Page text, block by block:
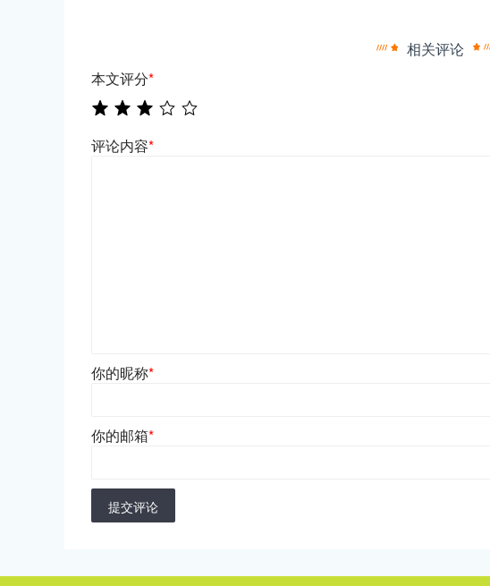
相关评论
本文评分*
评论内容*
你的昵称*
你的邮箱*
提交评论